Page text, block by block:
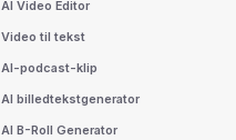
AI Video Editor
Video til tekst
AI-podcast-klip
AI billedtekstgenerator
AI B-Roll Generator